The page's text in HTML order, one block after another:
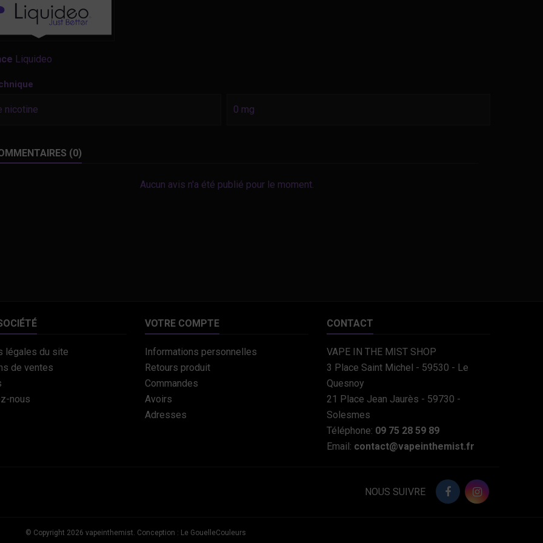
Liquideo
nicotine 0 mg
(0)
Aucun avis n'a été publié pour le moment.
légales du site
de ventes
nous
VOTRE COMPTE
Informations personnelles
Retours produit
Commandes
Avoirs
Adresses
CONTACT
VAPE IN THE MIST SHOP
3 Place Saint Michel - 59530 - Le
Quesnoy
21 Place Jean Jaurès - 59730 -
Solesmes
Téléphone: 09 75 28 59 89
Email: contact@vapeinthemist.fr
NOUS SUIVRE
© Copyright 2026 vapeinthemist. Conception : Le GouelleCouleurs